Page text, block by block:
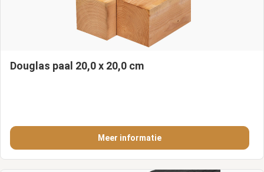
Douglas paal 20,0 x 20,0 cm
Meer informatie